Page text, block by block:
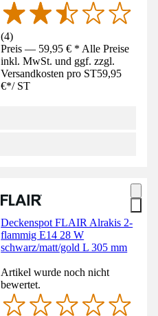
(4)
Preis — 59,95 € * Alle Preise
inkl. MwSt. und ggf. zzgl.
Versandkosten pro ST59,95
€*/ ST
Deckenspot FLAIR Alrakis 2-
flammig E14 28 W
schwarz/matt/gold L 305 mm
Artikel wurde noch nicht
bewertet.